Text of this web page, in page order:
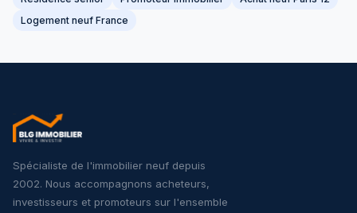
Logement neuf France
Spécialiste de l'immobilier neuf depuis
2002. Nous accompagnons acheteurs,
investisseurs et promoteurs sur l'ensemble